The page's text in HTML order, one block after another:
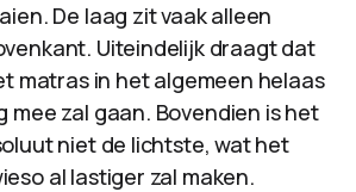
De laag zit vaak alleen
Uiteindelijk draagt dat
matras in het algemeen helaas
mee zal gaan. Bovendien is het
niet de lichtste, wat het
al lastiger zal maken.